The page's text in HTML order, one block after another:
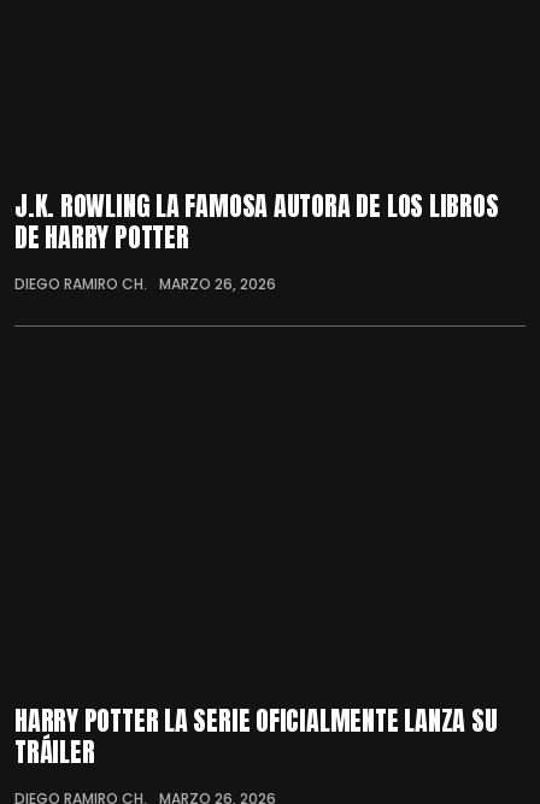
J.K. ROWLING LA FAMOSA AUTORA DE LOS LIBROS
DE HARRY POTTER
DIEGO RAMIRO CH. MARZO 26, 2026
HARRY POTTER LA SERIE OFICIALMENTE LANZA SU
TRÁILER
DIEGO RAMIRO CH. MARZO 26, 2026